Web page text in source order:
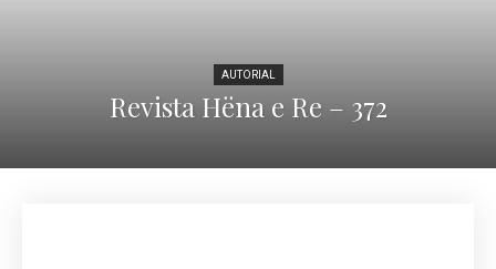
AUTORIAL
Revista Hëna e Re – 372